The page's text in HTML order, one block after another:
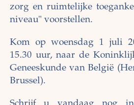
zorg en ruimtelijke
niveau" voorstellen.
Kom op woensdag 1 juli
15.30 uur, naar de
Geneeskunde van België
Brussel).